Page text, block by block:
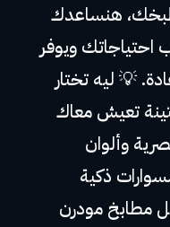
هنساعدك
ويوفر
💡 ليه تختار
تعيش معاك
وألوان
ذكية
مطابخ مودرن